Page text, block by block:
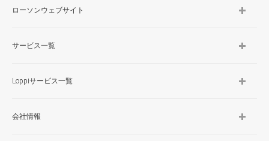
ローソンウェブサイト
サービス一覧
Loppiサービス一覧
会社情報